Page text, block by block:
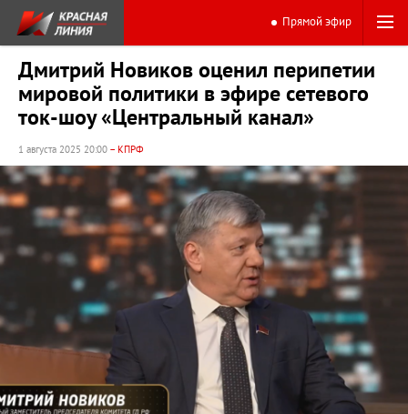
Прямой эфир
Дмитрий Новиков оценил перипетии
мировой политики в эфире сетевого
ток-шоу «Центральный канал»
1 августа 2025 20:00 – КПРФ